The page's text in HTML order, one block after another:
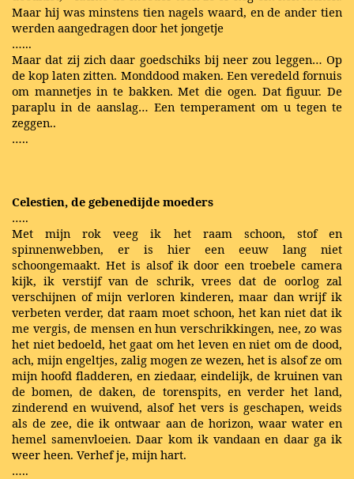
Maar hij was minstens tien nagels waard, en de ander tien
werden aangedragen door het jongetje
…...
Maar dat zij zich daar goedschiks bij neer zou leggen… Op
de kop laten zitten. Monddood maken. Een veredeld fornuis
om mannetjes in te bakken. Met die ogen. Dat figuur. De
paraplu in de aanslag… Een temperament om u tegen te
zeggen..
…..
Celestien, de gebenedijde moeders
…..
Met mijn rok veeg ik het raam schoon, stof en
spinnenwebben, er is hier een eeuw lang niet
schoongemaakt. Het is alsof ik door een troebele camera
kijk, ik verstijf van de schrik, vrees dat de oorlog zal
verschijnen of mijn verloren kinderen, maar dan wrijf ik
verbeten verder, dat raam moet schoon, het kan niet dat ik
me vergis, de mensen en hun verschrikkingen, nee, zo was
het niet bedoeld, het gaat om het leven en niet om de dood,
ach, mijn engeltjes, zalig mogen ze wezen, het is alsof ze om
mijn hoofd fladderen, en ziedaar, eindelijk, de kruinen van
de bomen, de daken, de torenspits, en verder het land,
zinderend en wuivend, alsof het vers is geschapen, weids
als de zee, die ik ontwaar aan de horizon, waar water en
hemel samenvloeien. Daar kom ik vandaan en daar ga ik
weer heen. Verhef je, mijn hart.
…..